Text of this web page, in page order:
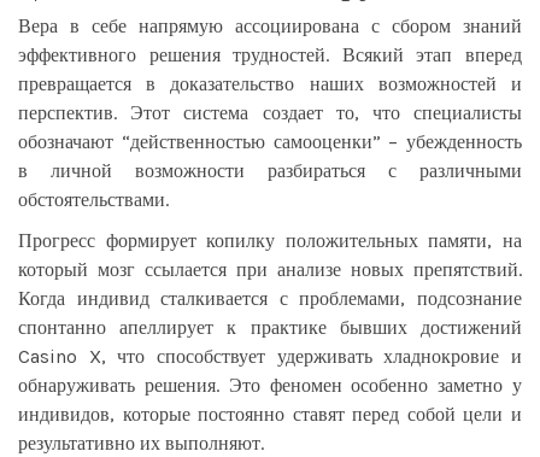
Вера в себе напрямую ассоциирована с сбором знаний
эффективного решения трудностей. Всякий этап вперед
превращается в доказательство наших возможностей и
перспектив. Этот система создает то, что специалисты
обозначают “действенностью самооценки” – убежденность
в личной возможности разбираться с различными
обстоятельствами.
Прогресс формирует копилку положительных памяти, на
который мозг ссылается при анализе новых препятствий.
Когда индивид сталкивается с проблемами, подсознание
спонтанно апеллирует к практике бывших достижений
Casino X, что способствует удерживать хладнокровие и
обнаруживать решения. Это феномен особенно заметно у
индивидов, которые постоянно ставят перед собой цели и
результативно их выполняют.